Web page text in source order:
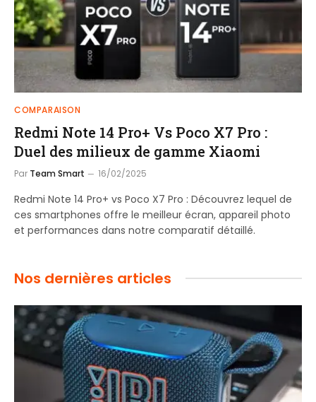
COMPARAISON
Redmi Note 14 Pro+ Vs Poco X7 Pro :
Duel des milieux de gamme Xiaomi
Par Team Smart 16/02/2025
Redmi Note 14 Pro+ vs Poco X7 Pro : Découvrez lequel de
ces smartphones offre le meilleur écran, appareil photo
et performances dans notre comparatif détaillé.
Nos dernières articles